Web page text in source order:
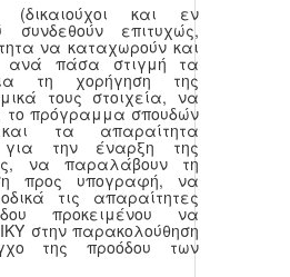
και εν
επιτυχώς,
να καταχωρούν και
ανά πάσα στιγμή τα
τη χορήγηση της
τους στοιχεία, να
το πρόγραμμα σπουδών
τα απαραίτητα
για την έναρξη της
να παραλάβουν τη
προς υπογραφή, να
τις απαραίτητες
προκειμένου να
στην παρακολούθηση
της προόδου των